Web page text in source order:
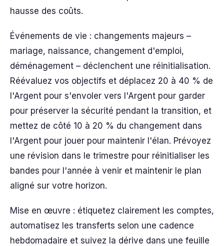
hausse des coûts.
Événements de vie : changements majeurs –
mariage, naissance, changement d'emploi,
déménagement – déclenchent une réinitialisation.
Réévaluez vos objectifs et déplacez 20 à 40 % de
l'Argent pour s'envoler vers l'Argent pour garder
pour préserver la sécurité pendant la transition, et
mettez de côté 10 à 20 % du changement dans
l'Argent pour jouer pour maintenir l'élan. Prévoyez
une révision dans le trimestre pour réinitialiser les
bandes pour l'année à venir et maintenir le plan
aligné sur votre horizon.
Mise en œuvre : étiquetez clairement les comptes,
automatisez les transferts selon une cadence
hebdomadaire et suivez la dérive dans une feuille